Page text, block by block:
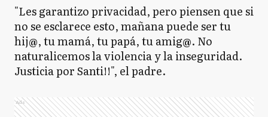
"Les garantizo privacidad, pero piensen que si
no se esclarece esto, mañana puede ser tu
hij@, tu mamá, tu papá, tu amig@. No
naturalicemos la violencia y la inseguridad.
Justicia por Santi!!", el padre.
Ads